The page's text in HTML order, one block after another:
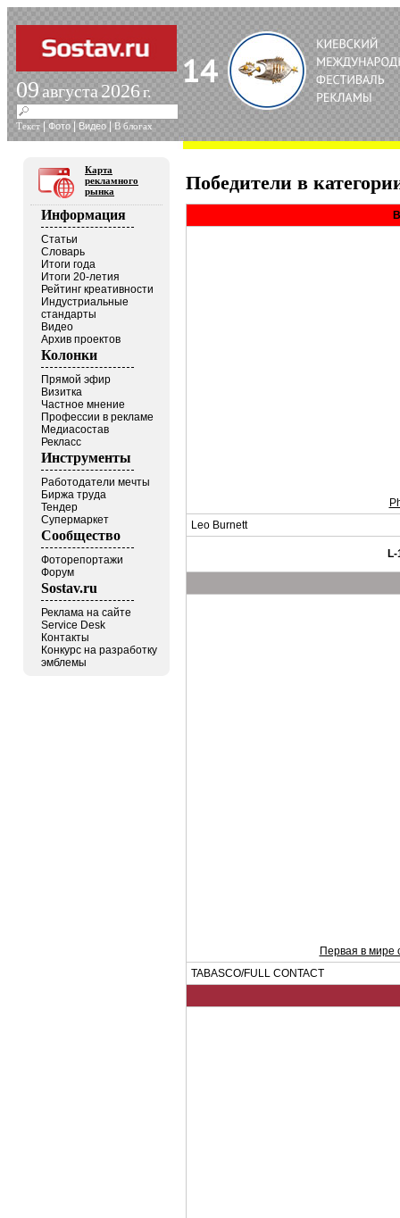
09августа 2026г.
Текст Фото Видео В блогах
Карта
рекламного
рынка
Информация
Статьи
Словарь
Итоги года
Итоги 20-летия
Рейтинг креативности
Индустриальные
стандарты
Видео
Архив проектов
Колонки
Прямой эфир
Визитка
Частное мнение
Профессии в рекламе
Медиасостав
Рекласс
Инструменты
Работодатели мечты
Биржа труда
Тендер
Супермаркет
Сообщество
Фоторепортажи
Форум
Sostav.ru
Реклама на сайте
Service Desk
Контакты
Конкурс на разработку
эмблемы
Победители в
Leo Burnett
L-
Первая в мире
TABASCO/FULL CONTACT